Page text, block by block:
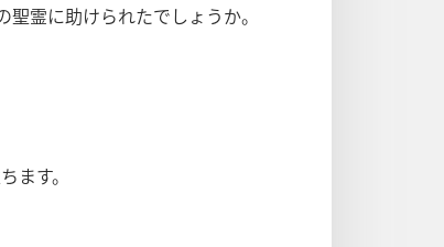
霊に助けられたでしょうか。
ます。